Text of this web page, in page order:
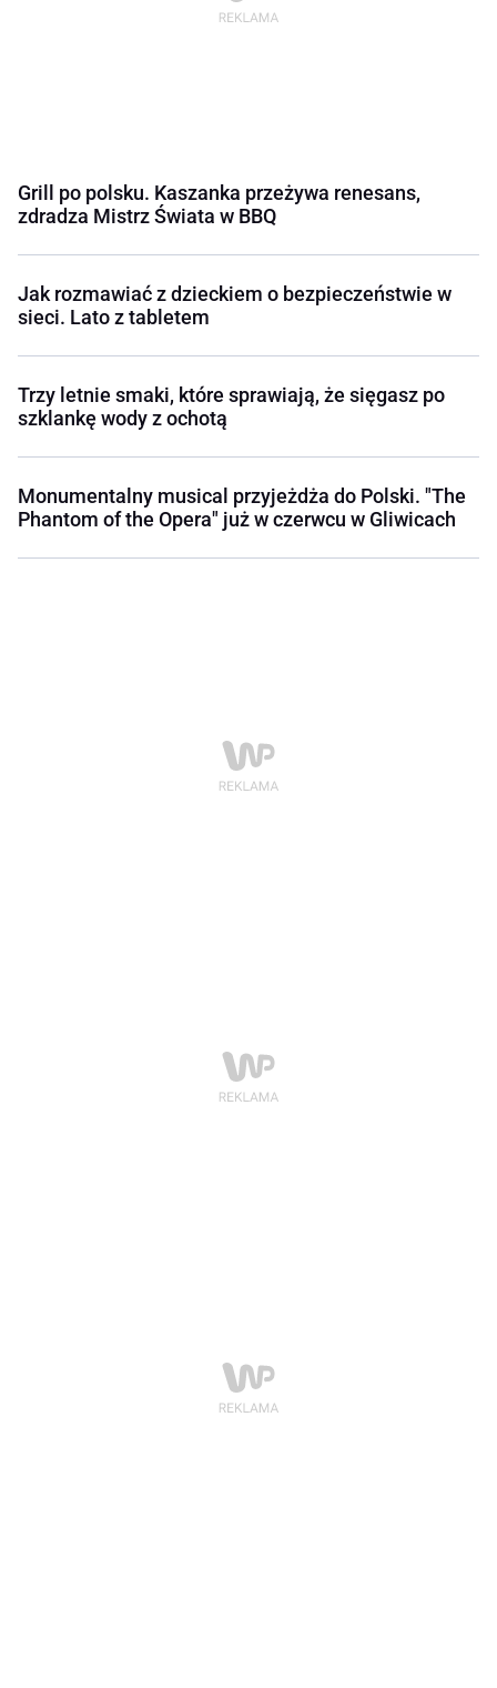
Grill po polsku. Kaszanka przeżywa renesans,
zdradza Mistrz Świata w BBQ
Jak rozmawiać z dzieckiem o bezpieczeństwie w
sieci. Lato z tabletem
Trzy letnie smaki, które sprawiają, że sięgasz po
szklankę wody z ochotą
Monumentalny musical przyjeżdża do Polski. "The
Phantom of the Opera" już w czerwcu w Gliwicach